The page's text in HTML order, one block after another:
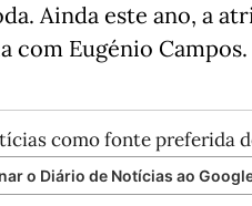
Ainda este ano, a
com Eugénio Campos.
como fonte preferida
o Diário de Notícias ao